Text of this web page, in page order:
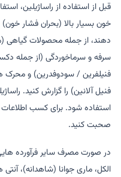
قبل از استفاده از راساژیلین،
خون بسیار بالا (بحران فشار خون)
دهند، از جمله محصولات گیاهی
سرفه و سرماخوردگی (از جمله
فنیلفرین / سودوفدرین) و محرک
فنیل آلانین) را گزارش کنید.
استفاده شود. برای کسب
صحبت کنید.
در صورت مصرف سایر فرآورده
الکل، ماری جوانا (شاهدانه)،